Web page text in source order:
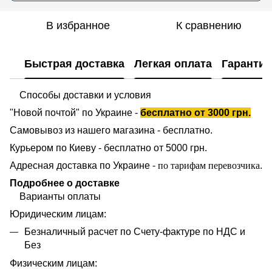
В избранное К сравнению
Быстрая доставка Легкая оплата Гарантия
Способы доставки и условия
"Новой почтой" по Украине - бесплатно от 3000 грн.
Самовывоз из нашего магазина - бесплатно.
Курьером по Киеву - бесплатно от 5000 грн.
Адресная доставка по Украине - по тарифам перевозчика.
Подробнее о доставке
Варианты оплаты
Юридическим лицам:
Безналичный расчет по Счету-фактуре по НДС и
Без
Физическим лицам: